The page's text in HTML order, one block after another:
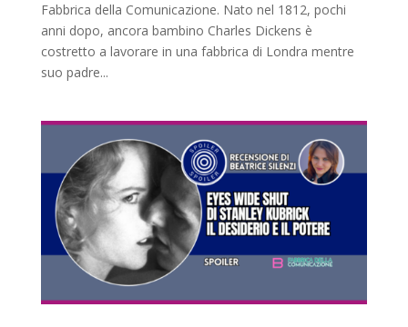
Fabbrica della Comunicazione. Nato nel 1812, pochi
anni dopo, ancora bambino Charles Dickens è
costretto a lavorare in una fabbrica di Londra mentre
suo padre...